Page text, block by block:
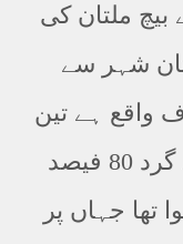
بیچ ملتان کی
شہر سے
طرف واقع ہے تین
لاکھ آبادی والا شہر اور اس کے گرد 80 فیصد
تھا جہاں پر